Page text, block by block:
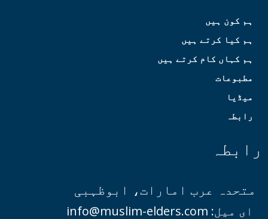
ہم کون ہیں
ہم کیا کرتے ہیں
ہم کہاں کام کرتے ہیں
مطبوعات
میڈیا
رابطہ
رابطہ
متحدہ عرب امارات، ابوظہبی
ای میل: info@muslim-elders.com